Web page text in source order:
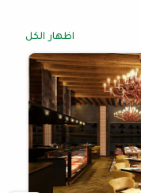
اظهار الكل